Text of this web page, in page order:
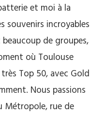
et moi à la
souvenirs incroyables
de groupes,
où Toulouse
Top 50, avec Gold
Nous passions
Métropole, rue de